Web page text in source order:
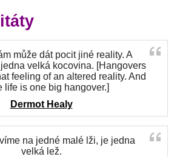
může dát pocit jiné reality. A
velká kocovina. [Hangovers
feeling of an altered reality. And
life is one big hangover.]
Dermot Healy
na jedné malé lži, je jedna
velká lež.